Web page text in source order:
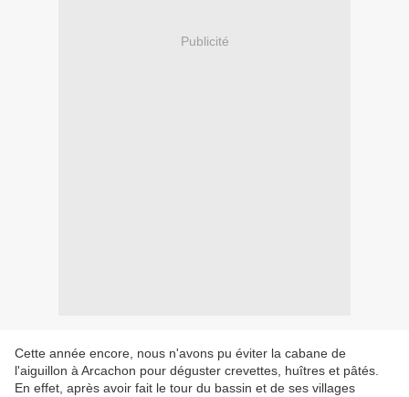
Publicité
Cette année encore, nous n'avons pu éviter la cabane de
l'aiguillon à Arcachon pour déguster crevettes, huîtres et pâtés.
En effet, après avoir fait le tour du bassin et de ses villages